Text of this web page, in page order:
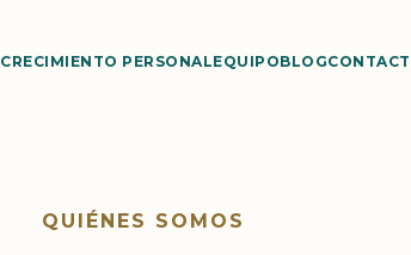
CRECIMIENTO PERSONALEQUIPOBLOG
QUIÉNES SOMOS